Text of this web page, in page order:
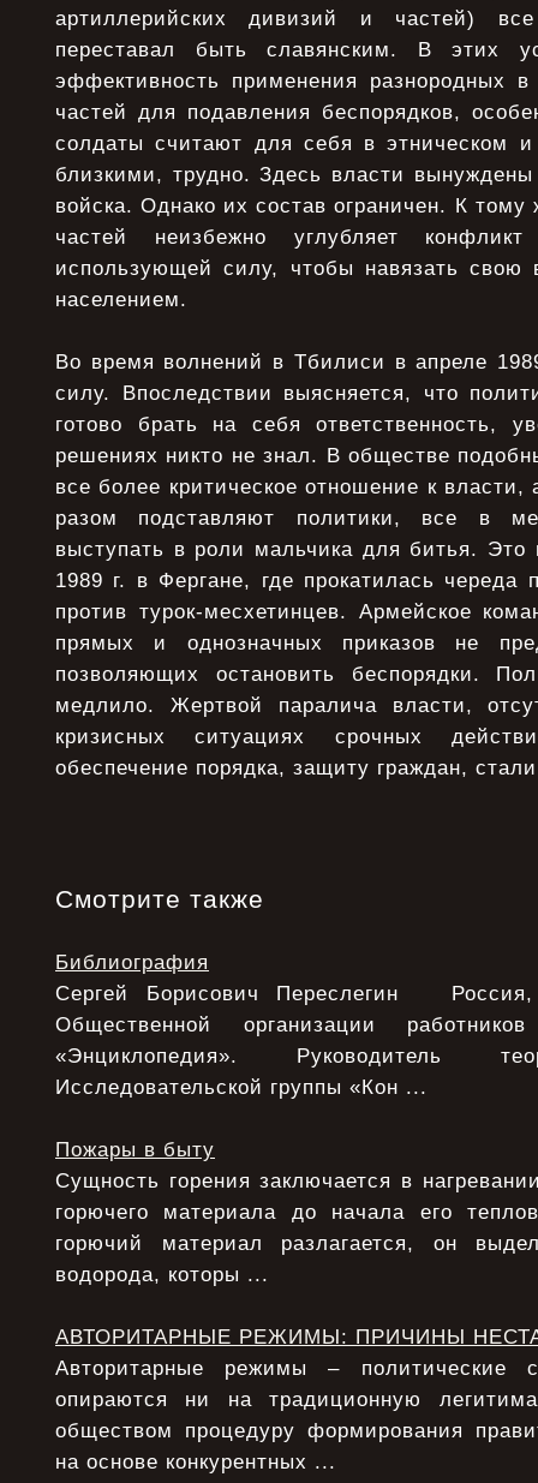
артиллерийских дивизий и частей)
переставал быть славянским. В этих
эффективность применения разнородных
частей для подавления беспорядков,
солдаты считают для себя в этническом и
близкими, трудно. Здесь власти
войска. Однако их состав ограничен. К тому
частей неизбежно углубляет
использующей силу, чтобы навязать свою
населением.
Во время волнений в Тбилиси в апреле
силу. Впоследствии выясняется, что
готово брать на себя ответственность,
решениях никто не знал. В обществе
все более критическое отношение к
разом подставляют политики, все в
выступать в роли мальчика для битья.
1989 г. в Фергане, где прокатилась череда
против турок-месхетинцев. Армейское
прямых и однозначных приказов не
позволяющих остановить беспорядки.
медлило. Жертвой паралича власти,
кризисных ситуациях срочных
обеспечение порядка, защиту граждан,
Смотрите также
Библиография
Сергей Борисович Переслегин Россия,
Общественной организации
«Энциклопедия». Руководитель
Исследовательской группы «Кон ...
Пожары в быту
Сущность горения заключается в
горючего материала до начала его
горючий материал разлагается, он
водорода, которы ...
АВТОРИТАРНЫЕ РЕЖИМЫ: ПРИЧИНЫ
Авторитарные режимы – политические
опираются ни на традиционную
обществом процедуру формирования
на основе конкурентных ...